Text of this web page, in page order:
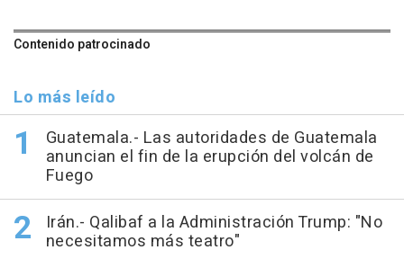
Contenido patrocinado
Lo más leído
Guatemala.- Las autoridades de Guatemala
anuncian el fin de la erupción del volcán de
Fuego
Irán.- Qalibaf a la Administración Trump: "No
necesitamos más teatro"